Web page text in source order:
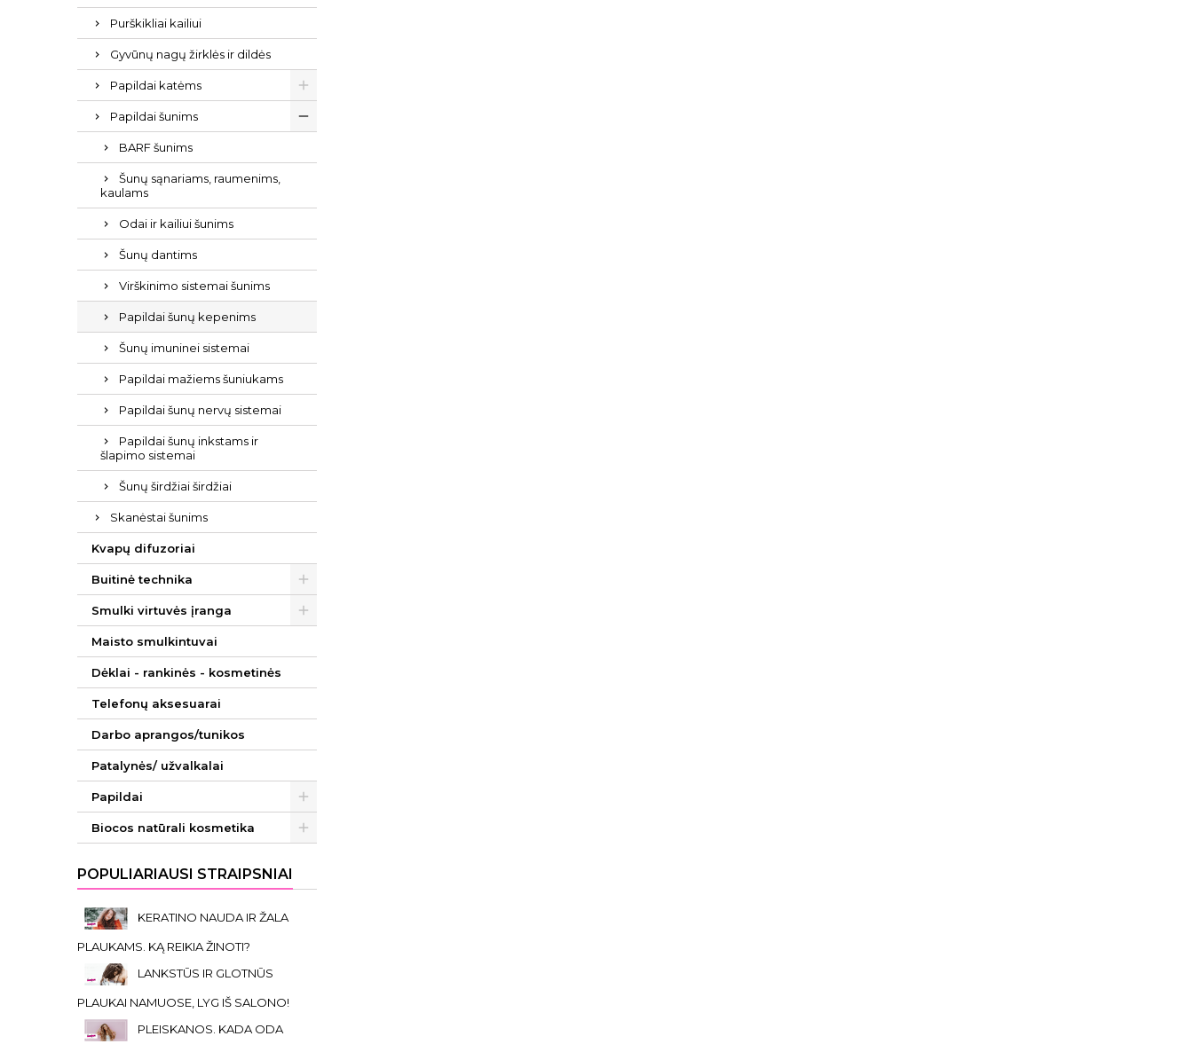
Purškikliai kailiui
Gyvūnų nagų žirklės ir dildės
Papildai katėms
Papildai šunims
BARF šunims
Šunų sąnariams, raumenims,
kaulams
Odai ir kailiui šunims
Šunų dantims
Virškinimo sistemai šunims
Papildai šunų kepenims
Šunų imuninei sistemai
Papildai mažiems šuniukams
Papildai šunų nervų sistemai
Papildai šunų inkstams ir
šlapimo sistemai
Šunų širdžiai širdžiai
Skanėstai šunims
Kvapų difuzoriai
Buitinė technika
Smulki virtuvės įranga
Maisto smulkintuvai
Dėklai - rankinės - kosmetinės
Telefonų aksesuarai
Darbo aprangos/tunikos
Patalynės/ užvalkalai
Papildai
Biocos natūrali kosmetika
POPULIARIAUSI STRAIPSNIAI
KERATINO NAUDA IR ŽALA
PLAUKAMS. KĄ REIKIA ŽINOTI?
LANKSTŪS IR GLOTNŪS
PLAUKAI NAMUOSE, LYG IŠ SALONO!
PLEISKANOS. KADA ODA